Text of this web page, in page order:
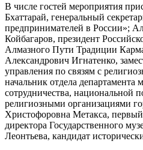
В числе гостей мероприятия
Бхаттарай, генеральный
предпринимателей в России»;
Койбагаров, президент
Алмазного Пути Традиции
Александрович Игнатенко,
управления по связям с
начальник отдела департамента
сотрудничества, национальной
религиозными организациями
Христофоровна Метакса, первый
директора Государственного
Леонтьева, кандидат